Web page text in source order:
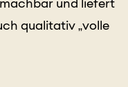
qualitativ „volle